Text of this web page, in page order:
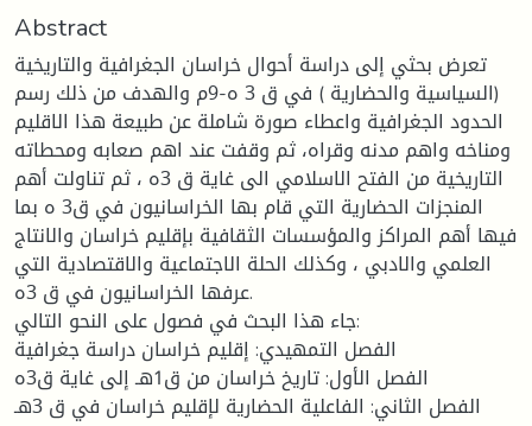
Abstract
تعرض بحثي إلى دراسة أحوال خراسان الجغرافية والتاريخية
(السياسية والحضارية ) في ق 3 ه-9م والهدف من ذلك رسم
الحدود الجغرافية واعطاء صورة شاملة عن طبيعة هذا الاقليم
ومناخه واهم مدنه وقراه، ثم وقفت عند اهم صعابه ومحطاته
التاريخية من الفتح الاسلامي الى غاية ق 3ه ، ثم تناولت أهم
المنجزات الحضارية التي قام بها الخراسانيون في ق3 ه بما
فيها أهم المراكز والمؤسسات الثقافية بإقليم خراسان والانتاج
العلمي والادبي ، وكذلك الحلة الاجتماعية والاقتصادية التي
عرفها الخراسانيون في ق 3ه.
جاء هذا البحث في فصول على النحو التالي:
الفصل التمهيدي: إقليم خراسان دراسة جغرافية
الفصل الأول: تاريخ خراسان من ق1هـ إلى غاية ق3ه
الفصل الثاني: الفاعلية الحضارية لإقليم خراسان في ق 3هـ